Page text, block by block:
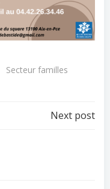
Secteur familles
Next post